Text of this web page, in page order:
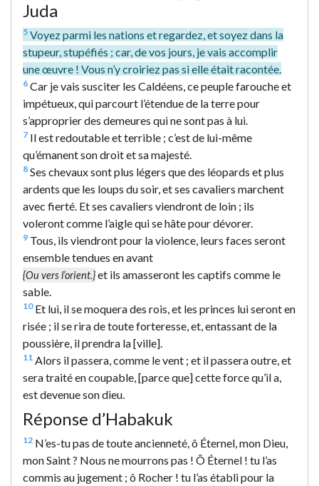
Juda
5 Voyez parmi les nations et regardez, et soyez dans la
stupeur, stupéfiés ; car, de vos jours, je vais accomplir
une œuvre ! Vous n’y croiriez pas si elle était racontée.
6 Car je vais susciter les Caldéens, ce peuple farouche et
impétueux, qui parcourt l’étendue de la terre pour
s’approprier des demeures qui ne sont pas à lui.
7 Il est redoutable et terrible ; c’est de lui-même
qu’émanent son droit et sa majesté.
8 Ses chevaux sont plus légers que des léopards et plus
ardents que les loups du soir, et ses cavaliers marchent
avec fierté. Et ses cavaliers viendront de loin ; ils
voleront comme l’aigle qui se hâte pour dévorer.
9 Tous, ils viendront pour la violence, leurs faces seront
ensemble tendues en avant
{Ou vers l’orient.}et ils amasseront les captifs comme le
sable.
10Et lui, il se moquera des rois, et les princes lui seront en
risée ; il se rira de toute forteresse, et, entassant de la
poussière, il prendra la [ville].
11 Alors il passera, comme le vent ; et il passera outre, et
sera traité en coupable, [parce que] cette force qu’il a,
est devenue son dieu.
Réponse d’Habakuk
12 N’es-tu pas de toute ancienneté, ô Éternel, mon Dieu,
mon Saint ? Nous ne mourrons pas ! Ô Éternel ! tu l’as
commis au jugement ; ô Rocher ! tu l’as établi pour la